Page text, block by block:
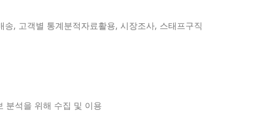
, 고객별 통계분적자료활용, 시장조사, 스태프구직
분석을 위해 수집 및 이용